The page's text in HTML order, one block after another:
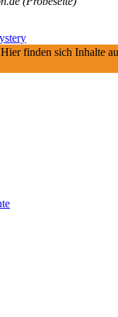
finden sich Inhalte